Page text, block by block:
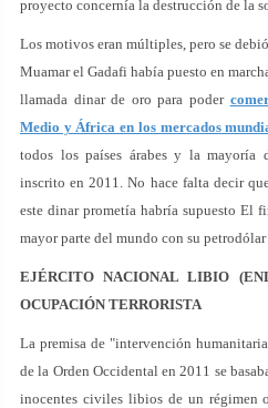
proyecto concernía la destrucción de la
Los motivos eran múltiples, pero se
Muamar el Gadafi había puesto en
llamada dinar de oro para poder
Medio y África en los mercados
todos los países árabes y la mayoría
inscrito en 2011. No hace falta decir
este dinar prometía habría supuesto El
mayor parte del mundo con su
EJÉRCITO NACIONAL LIBIO
OCUPACIÓN TERRORISTA
La premisa de "intervención
de la Orden Occidental en 2011 se
inocentes civiles libios de un régimen